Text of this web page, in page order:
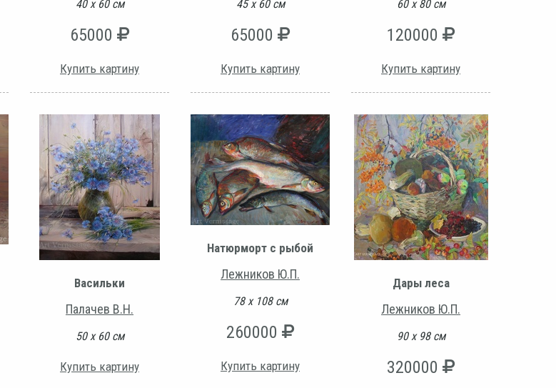
40 х 60 см
65000
Купить картину
45 х 60 см
65000
Купить картину
60 х 80 см
120000
Купить картину
Васильки
Палачев В.Н.
50 х 60 см
Купить картину
Натюрморт с рыбой
Лежников Ю.П.
78 х 108 см
260000
Купить картину
Дары леса
Лежников Ю.П.
90 х 98 см
320000